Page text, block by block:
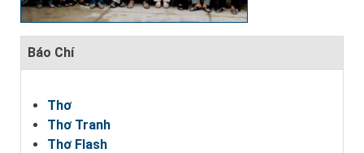
Báo Chí
Thơ
Thơ Tranh
Thơ Flash